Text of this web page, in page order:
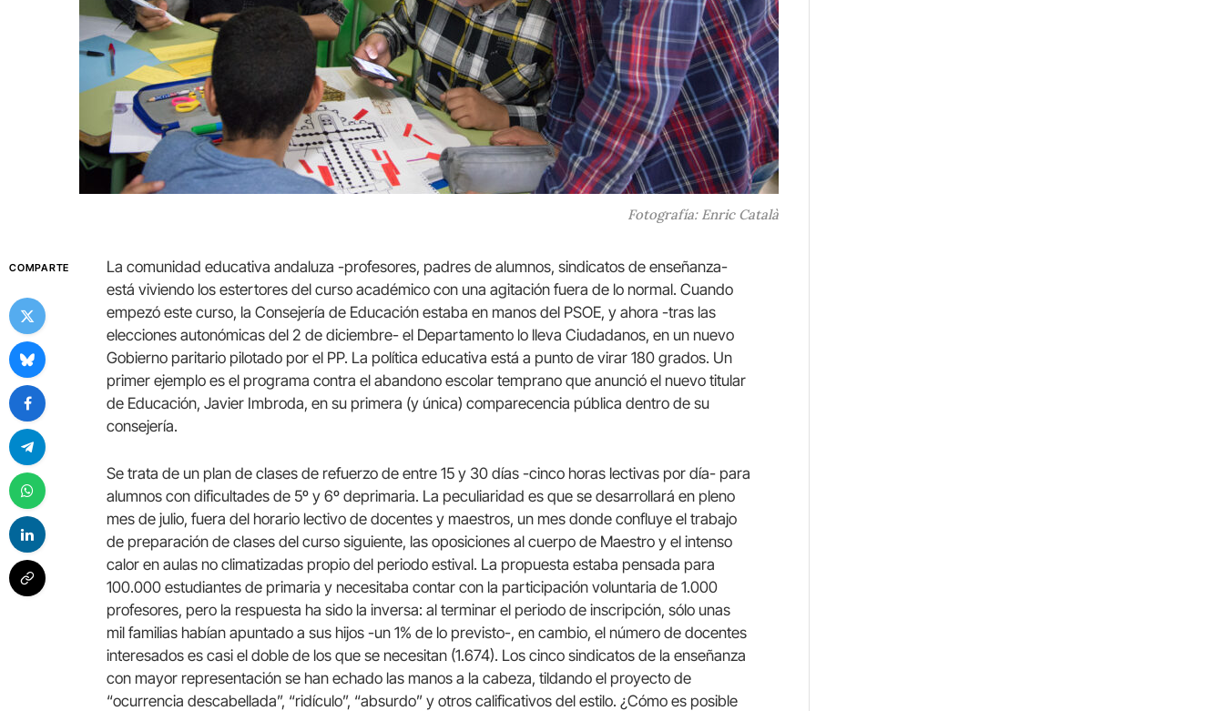
Fotografía: Enric Català
COMPARTE
La comunidad educativa andaluza -profesores, padres de alumnos, sindicatos de enseñanza-
está viviendo los estertores del curso académico con una agitación fuera de lo normal. Cuando
empezó este curso, la Consejería de Educación estaba en manos del PSOE, y ahora -tras las
elecciones autonómicas del 2 de diciembre- el Departamento lo lleva Ciudadanos, en un nuevo
Gobierno paritario pilotado por el PP. La política educativa está a punto de virar 180 grados. Un
primer ejemplo es el programa contra el abandono escolar temprano que anunció el nuevo titular
de Educación, Javier Imbroda, en su primera (y única) comparecencia pública dentro de su
consejería.
Se trata de un plan de clases de refuerzo de entre 15 y 30 días -cinco horas lectivas por día- para
alumnos con dificultades de 5º y 6º deprimaria. La peculiaridad es que se desarrollará en pleno
mes de julio, fuera del horario lectivo de docentes y maestros, un mes donde confluye el trabajo
de preparación de clases del curso siguiente, las oposiciones al cuerpo de Maestro y el intenso
calor en aulas no climatizadas propio del periodo estival. La propuesta estaba pensada para
100.000 estudiantes de primaria y necesitaba contar con la participación voluntaria de 1.000
profesores, pero la respuesta ha sido la inversa: al terminar el periodo de inscripción, sólo unas
mil familias habían apuntado a sus hijos -un 1% de lo previsto-, en cambio, el número de docentes
interesados es casi el doble de los que se necesitan (1.674). Los cinco sindicatos de la enseñanza
con mayor representación se han echado las manos a la cabeza, tildando el proyecto de
“ocurrencia descabellada”, “ridículo”, “absurdo” y otros calificativos del estilo. ¿Cómo es posible